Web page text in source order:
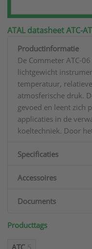
ATAL datasheet ATC-
Productinformatie
De Commeter ATC-
lichtgewicht
temperatuur,
atmosferische druk.
gevoed en leent zich
applicaties in de
koeltechniek. Door
Specificaties
Accessoires
Documents
Producttags